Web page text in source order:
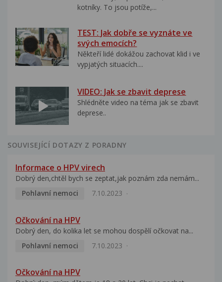
kotníky. To jsou potíže,...
TEST: Jak dobře se vyznáte ve
svých emocích?
Někteří lidé dokážou zachovat klid i ve
vypjatých situacích....
VIDEO: Jak se zbavit deprese
Shlédněte video na téma jak se zbavit
deprese..
SOUVISEJÍCÍ DOTAZY Z PORADNY
Informace o HPV virech
Dobrý den,chtěl bych se zeptat,jak poznám zda nemám...
Pohlavní nemoci
7.10.2023
Očkování na HPV
Dobrý den, do kolika let se mohou dospělí očkovat na...
Pohlavní nemoci
7.10.2023
Očkování na HPV